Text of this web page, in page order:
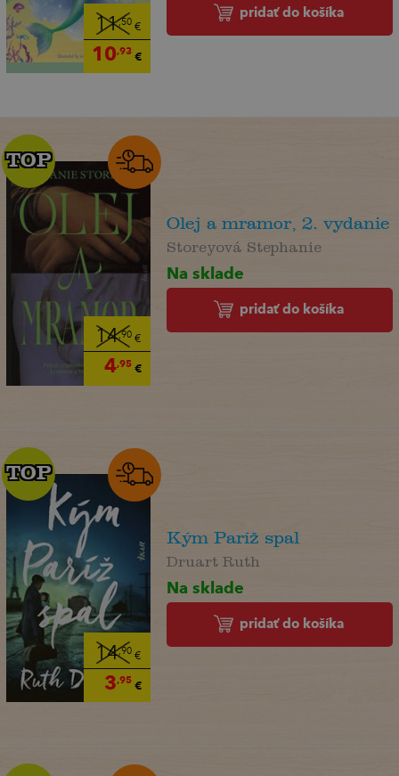
11,50€
10,93€
pridať do košíka
14,90€
4,95€
TOP
TOP
Olej a mramor, 2. vydanie
Storeyová Stephanie
Na sklade
pridať do košíka
14,90€
3,95€
TOP
TOP
Kým Paríž spal
Druart Ruth
Na sklade
pridať do košíka